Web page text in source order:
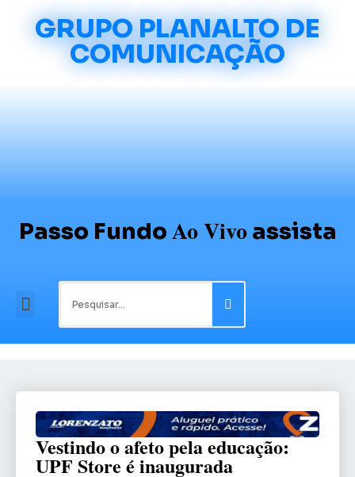
GRUPO PLANALTO DE
COMUNICAÇÃO
Passo Fundo Ao Vivo assista
Vestindo o afeto pela educação:
UPF Store é inaugurada